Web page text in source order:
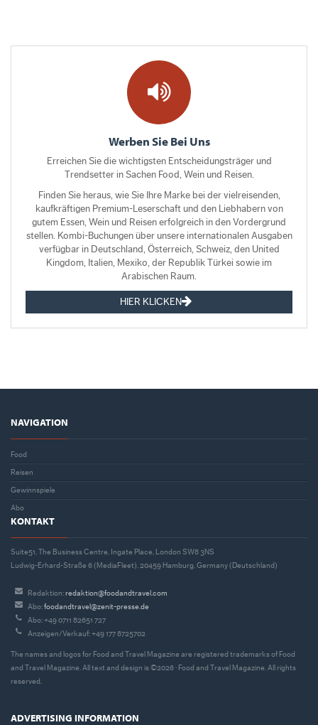
Werben Sie Bei Uns
Erreichen Sie die wichtigsten Entscheidungsträger und
Trendsetter in Sachen Food, Wein und Reisen.
Finden Sie heraus, wie Sie Ihre Marke bei der vielreisenden,
kaufkräftigen Premium-Leserschaft und den Liebhabern von
gutem Essen, Wein und Reisen erfolgreich in den Vordergrund
stellen. Kombi-Buchungen über unsere internationalen Ausgaben
verfügbar in Deutschland, Österreich, Schweiz, den United
Kingdom, Italien, Mexiko, der Republik Türkei sowie im
Arabischen Raum.
HIER KLICKEN
NAVIGATION
Food
Reisen
Gewinnspiele
Abo
KONTAKT
Suite51, The Business Centre, Ingate Place, London SW8 3NS
Ludwig-Erhard-Straße 6 (MediaFleet), 20459 Hamburg, Germany (Deutschland)
Redaktion:redaktion@foodandtravel.com
Abo:foodandtravel@zenit-presse.de
Abo: +49 0711 82651 727
Anzeigen/Verkauf: +49 177 8725702
The names and logos for Food and Travel Magazine are registered trademarks of Food
and Travel Magazine. All text and design is ©2026 · Food and Travel Magazine. All rights
reserved.
ADVERTISING INFORMATION